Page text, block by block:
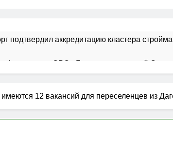
подтвердил аккредитацию кластера
Ассоциации СРО «Гильдия строителей
по строительству новой взлетно-
проводит мониторинг ситуации с
12 вакансий для переселенцев из